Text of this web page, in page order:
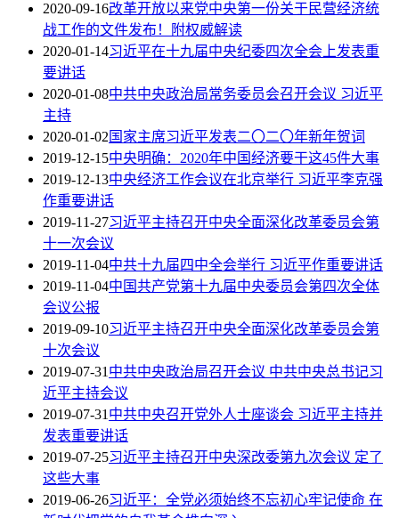
2020-09-16改革开放以来党中央第一份关于民营经济统
战工作的文件发布！附权威解读
2020-01-14习近平在十九届中央纪委四次全会上发表重
要讲话
2020-01-08中共中央政治局常务委员会召开会议 习近平
主持
2020-01-02国家主席习近平发表二〇二〇年新年贺词
2019-12-15中央明确：2020年中国经济要干这45件大事
2019-12-13中央经济工作会议在北京举行 习近平李克强
作重要讲话
2019-11-27习近平主持召开中央全面深化改革委员会第
十一次会议
2019-11-04中共十九届四中全会举行 习近平作重要讲话
2019-11-04中国共产党第十九届中央委员会第四次全体
会议公报
2019-09-10习近平主持召开中央全面深化改革委员会第
十次会议
2019-07-31中共中央政治局召开会议 中共中央总书记习
近平主持会议
2019-07-31中共中央召开党外人士座谈会 习近平主持并
发表重要讲话
2019-07-25习近平主持召开中央深改委第九次会议 定了
这些大事
2019-06-26习近平：全党必须始终不忘初心牢记使命 在